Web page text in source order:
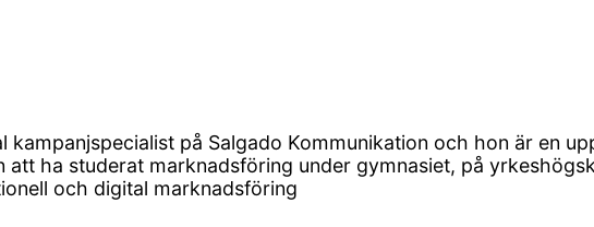
kampanjspecialist på Salgado Kommunikation och hon är en
ha studerat marknadsföring under gymnasiet, på
och digital marknadsföring